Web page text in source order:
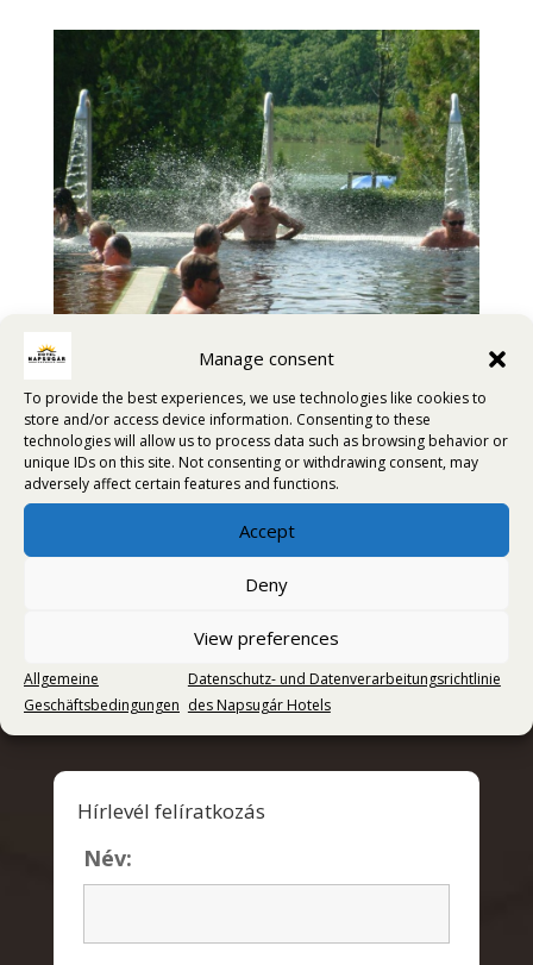
Manage consent
To provide the best experiences, we use technologies like cookies to
store and/or access device information. Consenting to these
technologies will allow us to process data such as browsing behavior or
unique IDs on this site. Not consenting or withdrawing consent, may
adversely affect certain features and functions.
Accept
Deny
View preferences
Allgemeine
Geschäftsbedingungen
Datenschutz- und Datenverarbeitungsrichtlinie
des Napsugár Hotels
Értesüljön első kézből lefrissebb
kedvezményes ajánlatainkról ! Íratkozzon fel
Hírlevél felíratkozás
Név: